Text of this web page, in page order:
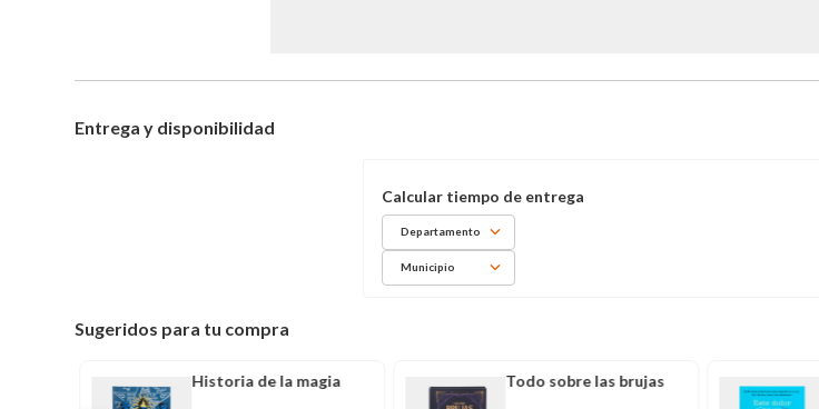
Entrega y disponibilidad
Departamento
Municipio
Sugeridos para tu compra
Historia de la magia Todo sobre las brujas